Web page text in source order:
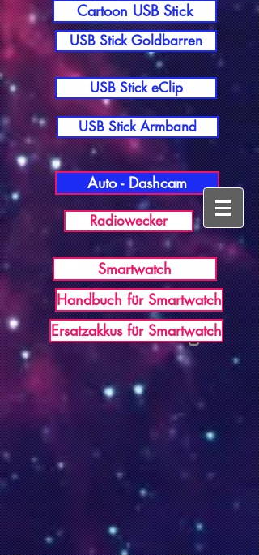
USB Germany
Cartoon USB Stick
USB Stick Goldbarren
USB Stick eClip
USB Stick Armband
Auto - Dashcam
Radiowecker
Smartwatch
Handbuch für Smartwatch
Ersatzakkus für Smartwatch